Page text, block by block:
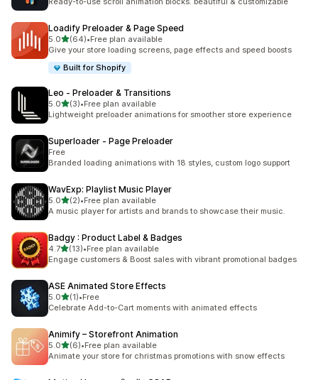
Loadify Preloader & Page Speed
5.0เต็ม 5 ดาว
(64)
ทั้งหมด 64 รีวิว
•Free plan available
Give your store loading screens, page effects and speed boosts
Built for Shopify
Leo ‑ Preloader & Transitions
5.0เต็ม 5 ดาว
(3)
ทั้งหมด 3 รีวิว
•Free plan available
Lightweight preloader animations for smoother store experience
Superloader ‑ Page Preloader
Free
Branded loading animations with 18 styles, custom logo support
WavExp: Playlist Music Player
5.0เต็ม 5 ดาว
(2)
ทั้งหมด 2 รีวิว
•Free plan available
A music player for artists and brands to showcase their music.
Badgy : Product Label & Badges
4.7เต็ม 5 ดาว
(13)
ทั้งหมด 13 รีวิว
•Free plan available
Engage customers & Boost sales with vibrant promotional badges
ASE Animated Store Effects
5.0เต็ม 5 ดาว
(1)
ทั้งหมด 1 รีวิว
•Free
Celebrate Add-to-Cart moments with animated effects
Animify – Storefront Animation
5.0เต็ม 5 ดาว
(6)
ทั้งหมด 6 รีวิว
•Free plan available
Animate your store for christmas promotions with snow effects